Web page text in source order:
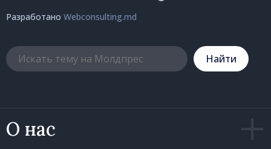
О нас
Разработано Webconsulting.md
Hайти